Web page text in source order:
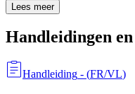
Lees meer
Handleidingen
Handleiding - (FR/VL)